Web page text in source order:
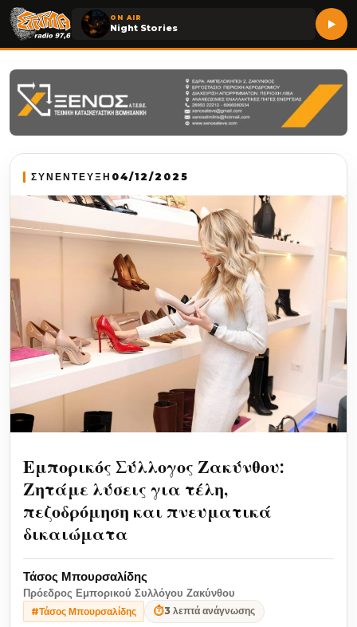
ON AIR
Night Stories
ΣΥΝΕΝΤΕΥΞΗ 04/12/2025
Εμπορικός Σύλλογος Ζακύνθου:
Ζητάμε λύσεις για τέλη,
πεζοδρόμηση και πνευματικά
δικαιώματα
Τάσος Μπουρσαλίδης
Πρόεδρος Εμπορικού Συλλόγου Ζακύνθου
#Τάσος Μπουρσαλίδης ⏱3 λεπτά ανάγνωσης